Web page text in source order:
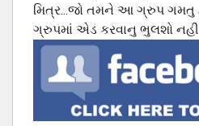
મિત્ર...જો તમને આ ગ્રુપ ગમતુ
ગ્રુપમાં એડ કરવાનુ ભુલશો